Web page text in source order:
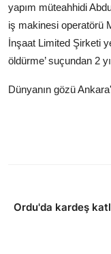
yapım müteahhidi
iş makinesi operatörü
İnşaat Limited Şirketi
öldürme’ suçundan 2
Dünyanın gözü
Ordu'da kardeş